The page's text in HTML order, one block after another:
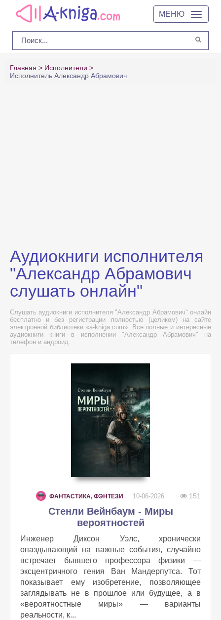
МЕНЮ
Главная
Исполнители
Исполнитель Александр Абрамович
Аудиокниги исполнителя
"Александр Абрамович
слушать онлайн"
Слушать аудиокниги исполнителя "Александр Абрамович" онлайн
бесплатно и без регистрации полностью (целиком) на сайте
электронной библиотеки «a-kniga.com». Все полные и интересные
аудиокниги книги в исполнении "Александр Абрамович" на
телефон и андроид.
ФАНТАСТИКА, ФЭНТЕЗИ 10-06-2026 151
Стенли Вейнбаум - Миры
вероятностей
Инженер Диксон Уэлс, хронически
опаздывающий на важные события, случайно
встречает бывшего профессора физики —
эксцентричного гения Ван Мандерпутса. Тот
показывает ему изобретение, позволяющее
заглядывать не в прошлое или будущее, а в
«вероятностные миры» — варианты
реальности, к...